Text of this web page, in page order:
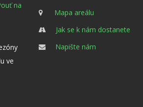
na
ve
Mapa areálu
Jak se k nám dostanete
Napište nám